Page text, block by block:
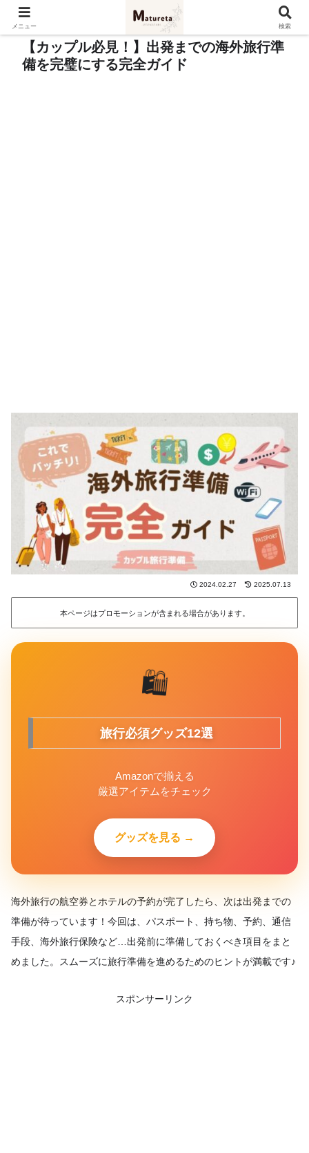
【カップル必見！】出発までの海外旅行準
備を完璧にする完全ガイド
2024.02.27 2025.07.13
本ページはプロモーションが含まれる場合があります。
🛍️
旅行必須グッズ12選
Amazonで揃える
厳選アイテムをチェック
グッズを見る →
海外旅行の航空券とホテルの予約が完了したら、次は出発までの
準備が待っています！今回は、パスポート、持ち物、予約、通信
手段、海外旅行保険など…出発前に準備しておくべき項目をまと
めました。スムーズに旅行準備を進めるためのヒントが満載です♪
スポンサーリンク
メニュー 検索